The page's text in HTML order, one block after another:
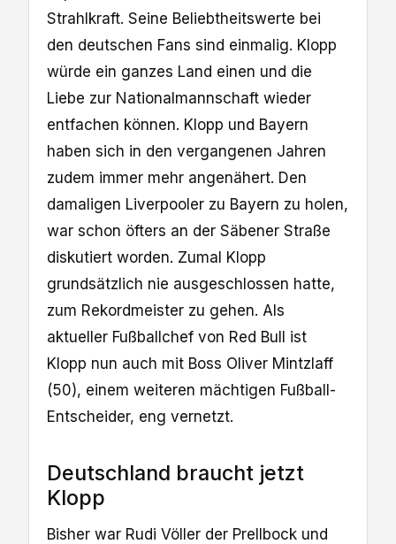
Strahlkraft. Seine Beliebtheitswerte bei
den deutschen Fans sind einmalig. Klopp
würde ein ganzes Land einen und die
Liebe zur Nationalmannschaft wieder
entfachen können. Klopp und Bayern
haben sich in den vergangenen Jahren
zudem immer mehr angenähert. Den
damaligen Liverpooler zu Bayern zu holen,
war schon öfters an der Säbener Straße
diskutiert worden. Zumal Klopp
grundsätzlich nie ausgeschlossen hatte,
zum Rekordmeister zu gehen. Als
aktueller Fußballchef von Red Bull ist
Klopp nun auch mit Boss Oliver Mintzlaff
(50), einem weiteren mächtigen Fußball-
Entscheider, eng vernetzt.
Deutschland braucht jetzt
Klopp
Bisher war Rudi Völler der Prellbock und